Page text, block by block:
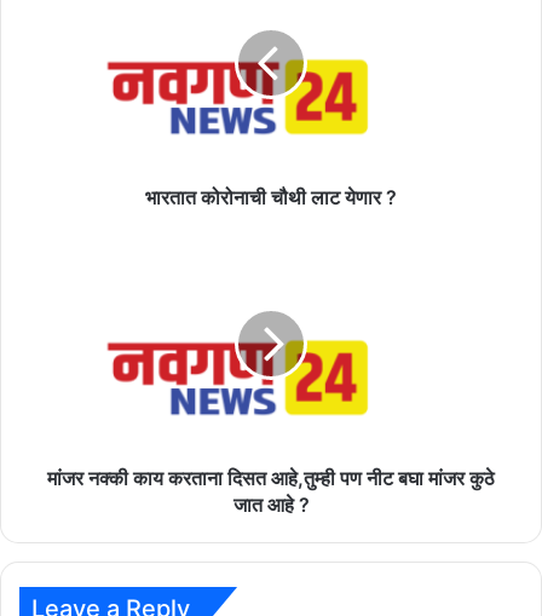
भारतात कोरोनाची चौथी लाट येणार ?
मांजर
आहे
मांजर नक्की काय करताना दिसत आहे,तुम्ही पण नीट बघा मांजर कुठे
जात आहे ?
Leave a Reply